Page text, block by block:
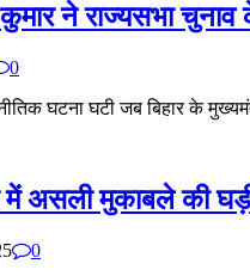
ने राज्यसभा
0
घटना घटी जब बिहार के
में असली मुकाबले की
0